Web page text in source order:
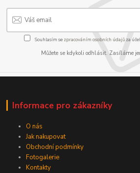
Souhlasím se zpracováním osobních údajůza
Můžete se kdykoli odhlásit. Zasíláme
Informace pro zákazníky
O nás
Jak nakupovat
Obchodní podmínky
Fotogalerie
Kontakty